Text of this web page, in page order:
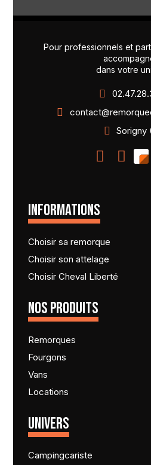
Pour professionnels et
dans votre
Sorigny
INFORMATIONS
Choisir sa remorque
Choisir son attelage
Choisir Cheval Liberté
NOS PRODUITS
Remorques
Fourgons
Vans
Locations
UNIVERS
Campingcariste